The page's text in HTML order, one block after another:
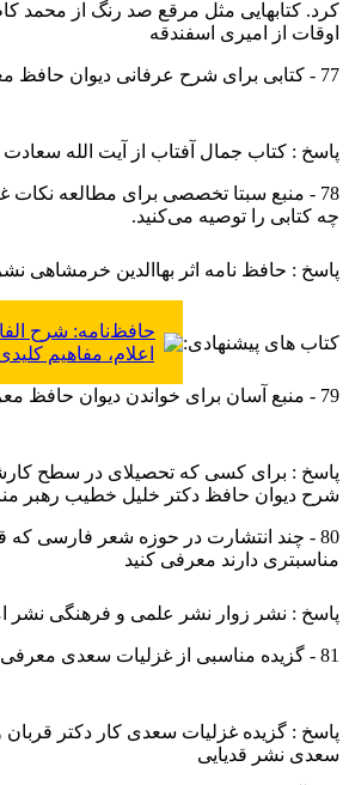
کرد. کتابهایی مثل مرقع صد رنگ از محمد
اوقات از امیری اسفندقه
77 - کتابی برای شرح عرفانی دیوان حافظ معرفی کنید.
پاسخ : کتاب جمال آفتاب از آیت الله سعادت
78 - منبع سبتا تخصصی برای مطالعه نکات
چه کتابی را توصیه می‌کنید.
پاسخ : حافظ نامه اثر بهاالدین خرمشاهی
کتاب های پیشنهادی:
حافظ‌نامه: شرح
اعلام، مفاهیم
79 - منبع آسان برای خواندن دیوان حافظ معرفی کنید.
پاسخ : برای کسی که تحصیلای در سطح
شرح دیوان حافظ دکتر خلیل خطیب رهبر
80 - چند انتشارت در حوزه شعر فارسی که
مناسبتری دارند معرفی کنید
پاسخ : نشر زوار نشر علمی و فرهنگی نشر
81 - گزیده مناسبی از غزلیات سعدی معرفی کنید.
پاسخ : گزیده غزلیات سعدی کار دکتر قربان
سعدی نشر قدیایی